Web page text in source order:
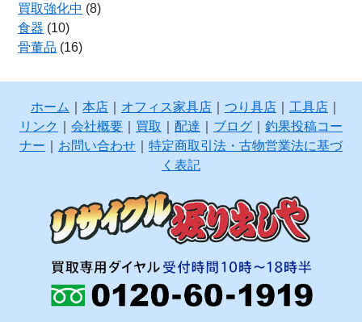
買取強化中 (8)
食器 (10)
骨董品 (16)
ホーム 本店 オフィス家具店 つり具店 工具店
リンク
会社概要 買取 配達 ブログ
釣果投稿コー
ナー
お問い合わせ
特定商取引法・古物営業法に基づ
く表記